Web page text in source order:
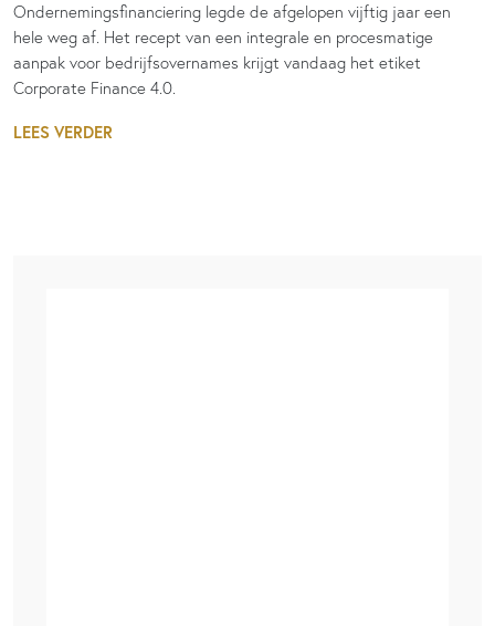
Ondernemingsfinanciering legde de afgelopen vijftig jaar een
hele weg af. Het recept van een integrale en procesmatige
aanpak voor bedrijfsovernames krijgt vandaag het etiket
Corporate Finance 4.0.
LEES VERDER